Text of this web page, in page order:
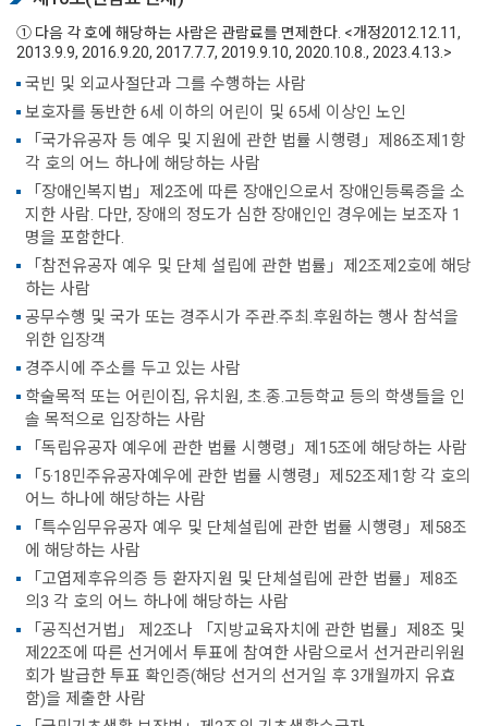
① 다음 각 호에 해당하는 사람은 관람료를 면제한다. <개정2012.12.11,
2013.9.9, 2016.9.20, 2017.7.7, 2019.9.10, 2020.10.8., 2023.4.13.>
국빈 및 외교사절단과 그를 수행하는 사람
보호자를 동반한 6세 이하의 어린이 및 65세 이상인 노인
「국가유공자 등 예우 및 지원에 관한 법률 시행령」제86조제1항
각 호의 어느 하나에 해당하는 사람
「장애인복지법」제2조에 따른 장애인으로서 장애인등록증을 소
지한 사람. 다만, 장애의 정도가 심한 장애인인 경우에는 보조자 1
명을 포함한다.
「참전유공자 예우 및 단체 설립에 관한 법률」제2조제2호에 해당
하는 사람
공무수행 및 국가 또는 경주시가 주관.주최.후원하는 행사 참석을
위한 입장객
경주시에 주소를 두고 있는 사람
학술목적 또는 어린이집, 유치원, 초.종.고등학교 등의 학생들을 인
솔 목적으로 입장하는 사람
「독립유공자 예우에 관한 법률 시행령」제15조에 해당하는 사람
「5·18민주유공자예우에 관한 법률 시행령」제52조제1항 각 호의
어느 하나에 해당하는 사람
「특수임무유공자 예우 및 단체설립에 관한 법률 시행령」제58조
에 해당하는 사람
「고엽제후유의증 등 환자지원 및 단체설립에 관한 법률」제8조
의3 각 호의 어느 하나에 해당하는 사람
「공직선거법」 제2조나 「지방교육자치에 관한 법률」제8조 및
제22조에 따른 선거에서 투표에 참여한 사람으로서 선거관리위원
회가 발급한 투표 확인증(해당 선거의 선거일 후 3개월까지 유효
함)을 제출한 사람